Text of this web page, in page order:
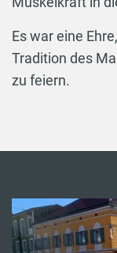
Es war eine
Tradition des
zu feiern.